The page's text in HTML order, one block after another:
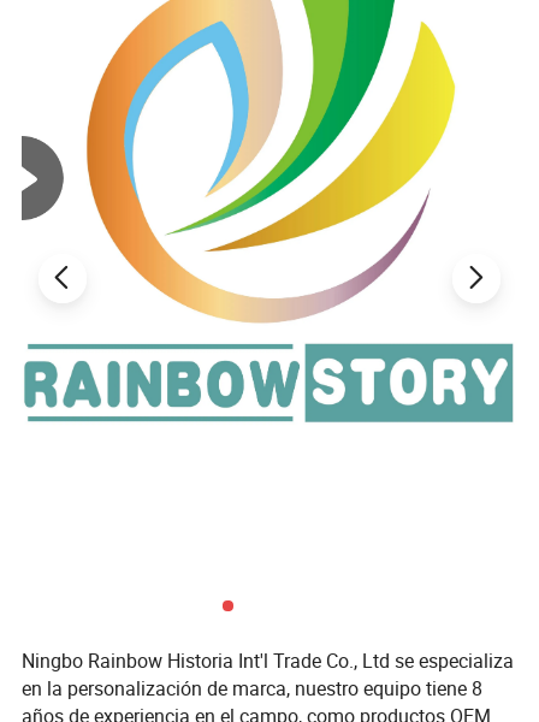
necesitamos cobrar la cuota de muestra.seguramente, la cuota de
muestra será devuelta si su pedido a granel no menos de 1000pcs.
Q7.no tengo ningún diseño, pero me gustaría hacer algunos Hats
que son Pop en mi país, ¿es esto factible? A7: Definitivamente
sí.tenemos clientes en todo el mundo,así que entendemos que tipo
de diseños son Pop,Si lo necesitas podemos mostrar nuestro
último catálogo para tu referencia. Q8.Somos una Marca
pequeña, ¿podría ordenar en pequeña cantidad para probar el
mercado? A8: No hay problemas!:)Nosotros Sid requieren UN
MOQ, pero la pequeña cantidad es aceptable para la cooperación
a largo plazo.y creemos que su próximo pedido será más grande.
enviarnos la consulta del producto a través de MIC, WhatsApp,
etc. Si tiene alguna pregunta urgente, por favor escriba a mi
WhatsApp, confiaré en que más soonest, Gracias.
Ningbo Rainbow Historia Int'l Trade Co., Ltd se especializa
en la personalización de marca, nuestro equipo tiene 8
años de experiencia en el campo, como productos OEM